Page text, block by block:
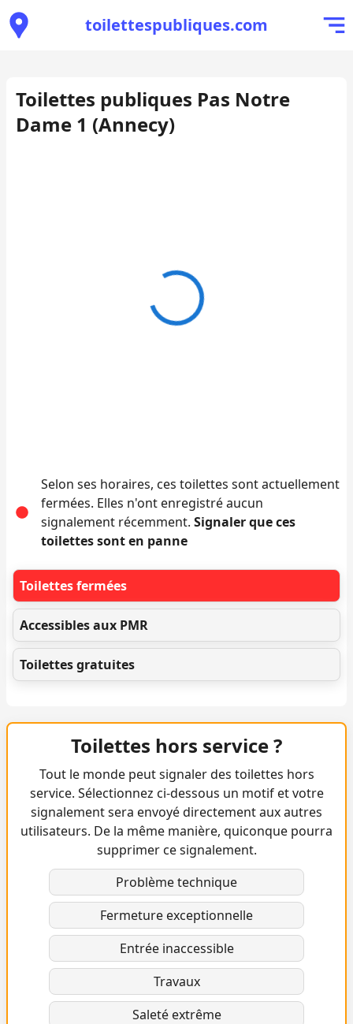
toilettespubliques.com
Toilettes publiques Pas Notre
Dame 1 (Annecy)
Selon ses horaires, ces toilettes sont actuellement
fermées. Elles n'ont enregistré aucun
signalement récemment. Signaler que ces
toilettes sont en panne
Toilettes fermées
Accessibles aux PMR
Toilettes gratuites
Toilettes hors service ?
Tout le monde peut signaler des toilettes hors
service. Sélectionnez ci-dessous un motif et votre
signalement sera envoyé directement aux autres
utilisateurs. De la même manière, quiconque pourra
supprimer ce signalement.
Problème technique
Fermeture exceptionnelle
Entrée inaccessible
Travaux
Saleté extrême